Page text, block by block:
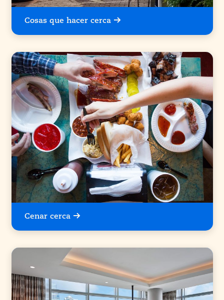
Cosas que hacer cerca
Cenar cerca